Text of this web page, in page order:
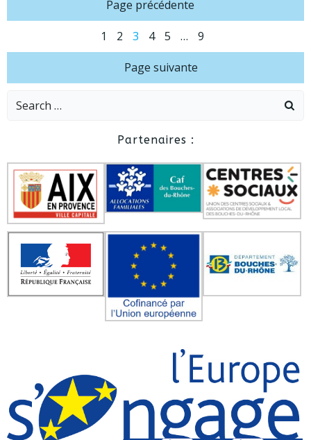
Posts
navigation
Page précédente
Posts
navigation
Page
1 Page
2 Page
3 Page
4 Page
5 … Page
9
Posts
navigation
Page suivante
Search
Partenaires :